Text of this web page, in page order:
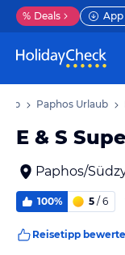
% Deals
Paphos Urlaub
E & S
Paphos/
100% 5 / 6
Reisetipp